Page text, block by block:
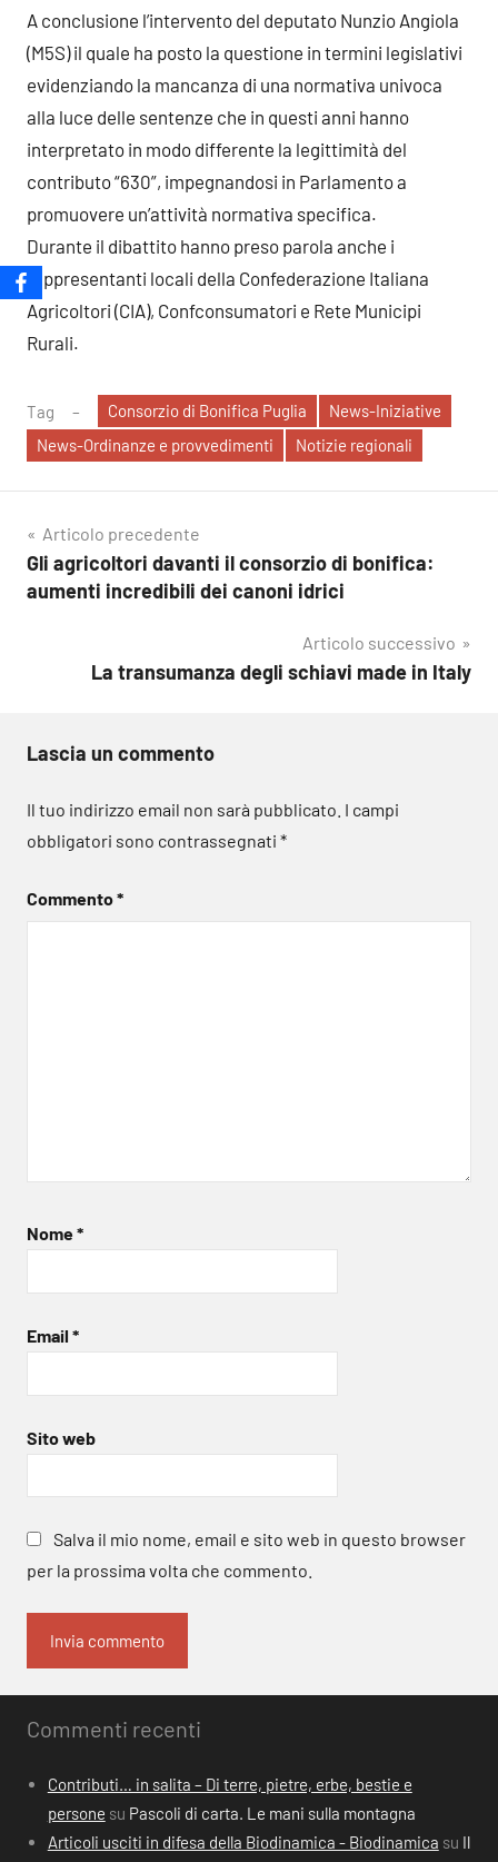
A conclusione l’intervento del deputato Nunzio Angiola
(M5S) il quale ha posto la questione in termini legislativi
evidenziando la mancanza di una normativa univoca
alla luce delle sentenze che in questi anni hanno
interpretato in modo differente la legittimità del
contributo “630”, impegnandosi in Parlamento a
promuovere un’attività normativa specifica.
Durante il dibattito hanno preso parola anche i
rappresentanti locali della Confederazione Italiana
Agricoltori (CIA), Confconsumatori e Rete Municipi
Rurali.
Tag Consorzio di Bonifica Puglia
News-Iniziative
News-Ordinanze e provvedimenti
Notizie regionali
Navigazione
articoli
Articolo precedente
Gli agricoltori davanti il consorzio di bonifica:
aumenti incredibili dei canoni idrici
Articolo successivo
La transumanza degli schiavi made in Italy
Lascia un commento
Il tuo indirizzo email non sarà pubblicato. I campi
obbligatori sono contrassegnati *
Commento*
Nome*
Email *
Sito web
Salva il mio nome, email e sito web in questo browser
per la prossima volta che commento.
Commenti recenti
Contributi… in salita – Di terre, pietre, erbe, bestie e
persone su Pascoli di carta. Le mani sulla montagna
Articoli usciti in difesa della Biodinamica - Biodinamica su Il